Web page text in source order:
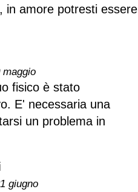
in amore potresti essere
maggio
fisico è stato
E' necessaria una
un problema in
giugno